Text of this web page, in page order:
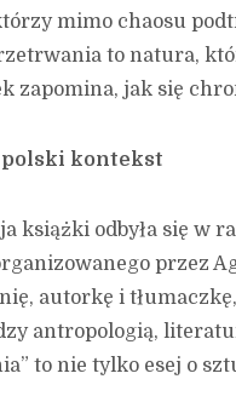
mimo chaosu
to natura,
zapomina, jak się
kontekst
książki odbyła się w
przez
autorkę i
antropologią,
to nie tylko esej o